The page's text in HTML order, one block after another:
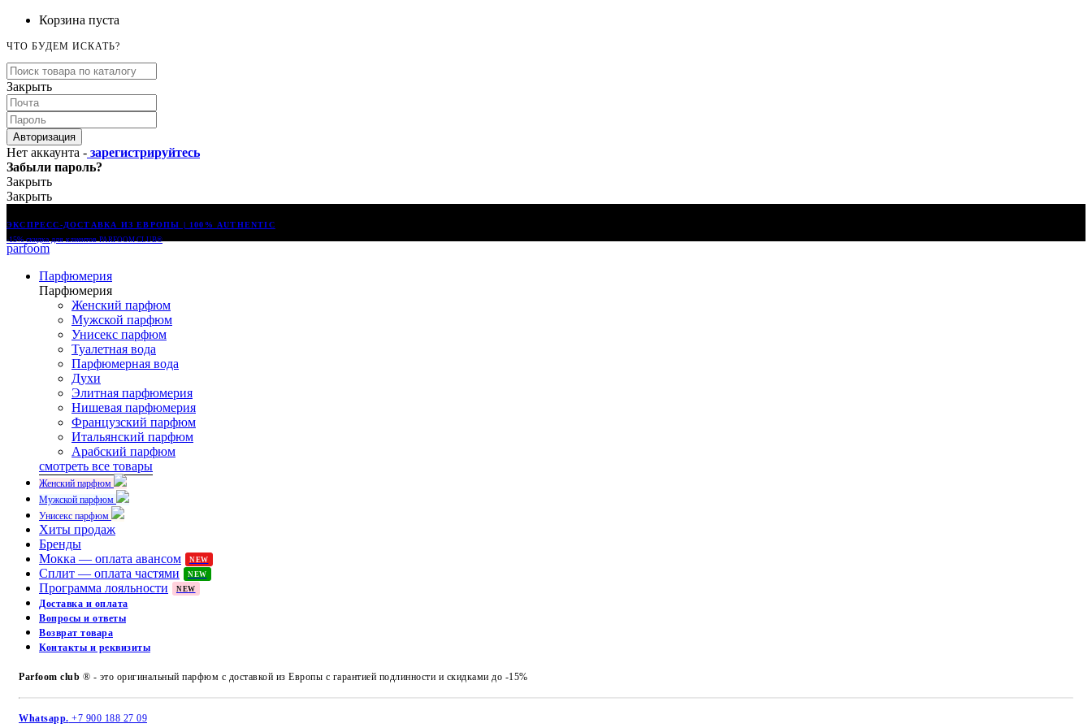
Корзина пуста
ЧТО БУДЕМ ИСКАТЬ?
Закрыть
Авторизация
Нет аккаунта - зарегистрируйтесь
Забыли пароль?
Закрыть
Закрыть
ЭКСПРЕСС-ДОСТАВКА ИЗ ЕВРОПЫ | 100% AUTHENTIC
-15% скидка для клиентов PARFOOM CLUB®
parfoom
Парфюмерия
Парфюмерия
Женский парфюм
Мужской парфюм
Унисекс парфюм
Туалетная вода
Парфюмерная вода
Духи
Элитная парфюмерия
Нишевая парфюмерия
Французский парфюм
Итальянский парфюм
Арабский парфюм
смотреть все товары
Женский парфюм
Мужской парфюм
Унисекс парфюм
Хиты продаж
Бренды
Мокка — оплата авансом
NEW
Сплит — оплата частями NEW
Программа лояльности NEW
Доставка и оплата
Вопросы и ответы
Возврат товара
Контакты и реквизиты
Parfoom club ® - это оригинальный парфюм с доставкой из Европы с гарантией подлинности и скидками до -15%
Whatsapp. +7 900 188 27 09